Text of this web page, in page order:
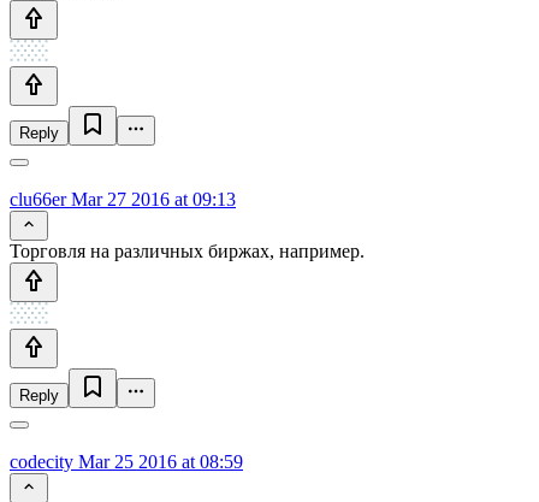
Reply
clu66erMar 27 2016 at 09:13
Торговля на различных биржах, например.
Reply
codecity Mar 25 2016 at 08:59